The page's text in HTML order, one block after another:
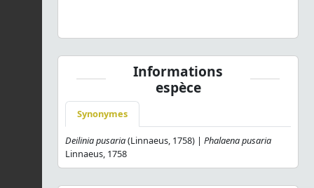
Informations
espèce
Synonymes
Deilinia pusaria(Linnaeus, 1758) | Phalaena pusaria
Linnaeus, 1758